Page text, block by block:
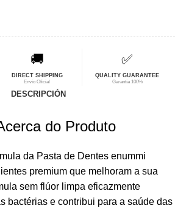
🚚
DIRECT SHIPPING
Envío Oficial
✅
QUALITY GUARANTEE
Garantía 100%
DESCRIPCIÓN
do Produto
da Pasta de Dentes enummi
premium que melhoram a sua
sem flúor limpa eficazmente
bactérias e contribui para a saúde das